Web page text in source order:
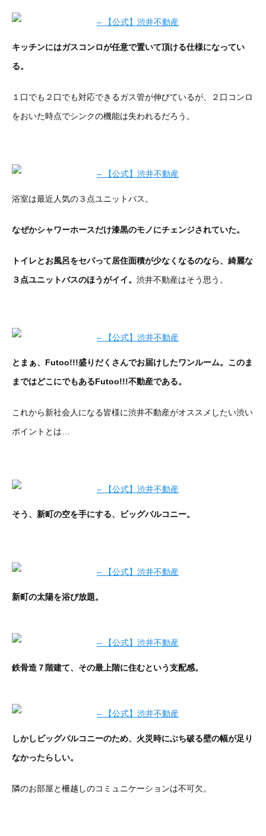
キッチンにはガスコンロが任意で置いて頂ける仕様になってい
る。
１口でも２口でも対応できるガス管が伸びているが、２口コンロ
をおいた時点でシンクの機能は失われるだろう。
浴室は最近人気の３点ユニットバス。
なぜかシャワーホースだけ漆黒のモノにチェンジされていた。
トイレとお風呂をセパって居住面積が少なくなるのなら、綺麗な
３点ユニットバスのほうがイイ。 渋井不動産はそう思う。
とまぁ、Futoo!!!盛りだくさんでお届けしたワンルーム。このま
まではどこにでもあるFutoo!!!不動産である。
これから新社会人になる皆様に渋井不動産がオススメしたい渋い
ポイントとは…
そう、新町の空を手にする、ビッグバルコニー。
新町の太陽を浴び放題。
鉄骨造７階建て、その最上階に住むという支配感。
しかしビッグバルコニーのため、火災時にぶち破る壁の幅が足り
なかったらしい。
隣のお部屋と柵越しのコミュニケーションは不可欠。